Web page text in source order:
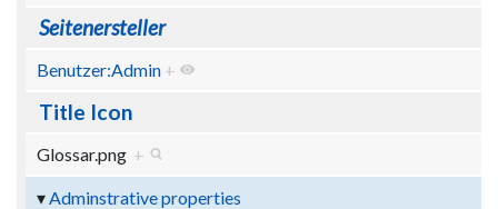
Seitenersteller
Benutzer:Admin +
Title Icon
Glossar.png +
Adminstrative properties